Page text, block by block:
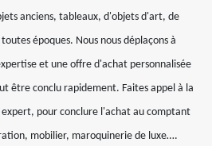
anciens, tableaux, d'objets d'art, de
époques. Nous nous déplaçons à
et une offre d'achat personnalisée
être conclu rapidement. Faites appel à la
pour conclure l'achat au comptant
mobilier, maroquinerie de luxe….